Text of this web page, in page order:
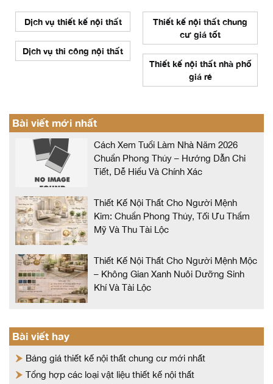
Dịch vụ thiết kế nội thất
Dịch vụ thi công nội thất
Thiết kế nội thất chung
cư giá tốt
Thiết kế nội thất nhà phố
giá rẻ
Bài viết mới nhất
Cách Xem Tuổi Làm Nhà Năm 2026
Chuẩn Phong Thủy – Hướng Dẫn Chi
Tiết, Dễ Hiểu Và Chính Xác
Thiết Kế Nội Thất Cho Người Mệnh
Kim: Chuẩn Phong Thủy, Tối Ưu Thẩm
Mỹ Và Thu Tài Lộc
Thiết Kế Nội Thất Cho Người Mệnh Mộc
– Không Gian Xanh Nuôi Dưỡng Sinh
Khí Và Tài Lộc
Bài viết hay
Bảng giá thiết kế nội thất chung cư mới nhất
Tổng hợp các loại vật liệu thiết kế nội thất